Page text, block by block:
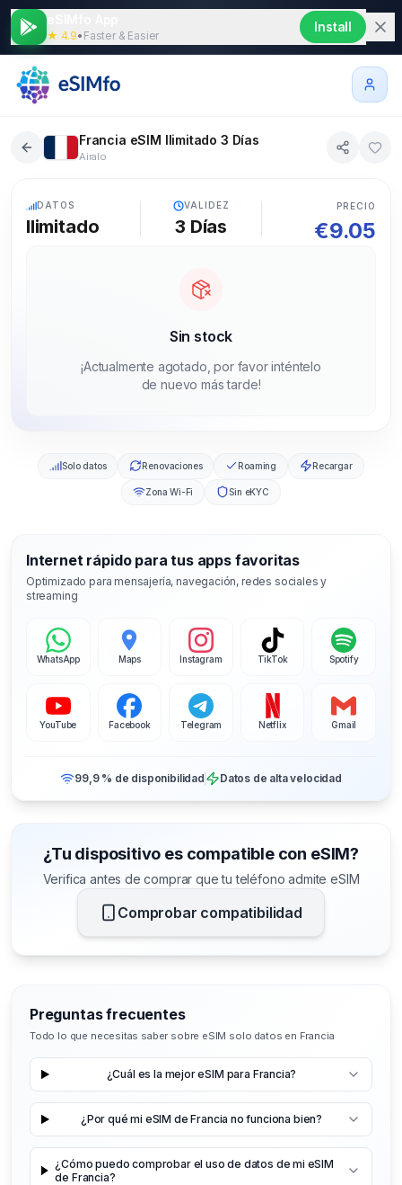
★ 4.9• Faster & Easier
Install
Francia eSIM Ilimitado 3 Días
Airalo
DATOS
Ilimitado
VALIDEZ
3 Días
PRECIO
€9.05
Sin stock
¡Actualmente agotado, por favor inténtelo
de nuevo más tarde!
Solo datos Renovaciones Roaming Recargar
Zona Wi-Fi Sin eKYC
Internet rápido para tus apps favoritas
Optimizado para mensajería, navegación, redes sociales y
streaming
WhatsApp Maps Instagram TikTok Spotify
YouTube Facebook Telegram Netflix Gmail
99,9 % de disponibilidad Datos de alta velocidad
¿Tu dispositivo es compatible con eSIM?
Verifica antes de comprar que tu teléfono admite eSIM
Comprobar compatibilidad
Preguntas frecuentes
Todo lo que necesitas saber sobre eSIM solo datos en Francia
¿Cuál es la mejor eSIM para Francia?
¿Por qué mi eSIM de Francia no funciona bien?
¿Cómo puedo comprobar el uso de datos de mi eSIM
de Francia?